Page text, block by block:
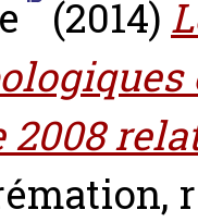
(2014)
2008